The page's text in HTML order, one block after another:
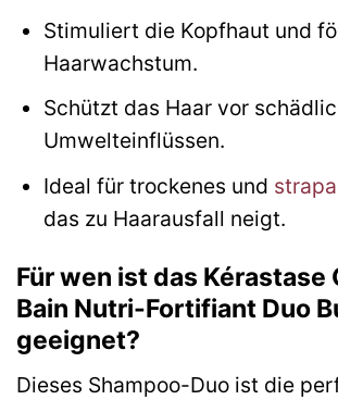
Stimuliert die Kopfhaut und
Haarwachstum.
Schützt das Haar vor
Umwelteinflüssen.
Ideal für trockenes und
das zu Haarausfall neigt.
Für wen ist das Kérastase
Bain Nutri-Fortifiant Duo
geeignet?
Dieses Shampoo-Duo ist die